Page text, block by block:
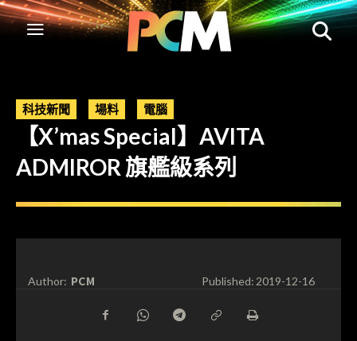
科技新聞 場料 電腦
【X’mas Special】AVITA
ADMIROR 旗艦級系列
Author: PCM Published:2019-12-16